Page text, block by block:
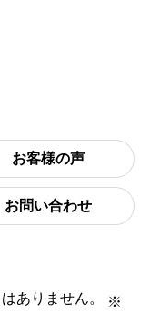
お客様の声
お問い合わせ
ありません。
※